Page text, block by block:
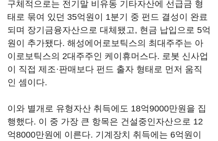
구체적으로는 전기말 비유동 기타자산에 선급금 형
태로 묶여 있던 35억원이 1분기 중 펀드 결성이 완료
되며 장기금융자산으로 대체됐고, 현금 납입으로 5억
원이 추가됐다. 해성에어로보틱스의 최대주주는 아
이로보틱스의 2대주주인 케이휴머스다. 로봇 신사업
이 직접 제조·판매보다 펀드 출자 형태로 먼저 움직
인 셈이다.
이와 별개로 유형자산 취득에도 18억9000만원을 집
행했다. 이 중 가장 큰 항목은 건설중인자산으로 12
억8000만원에 이른다. 기계장치 취득에는 6억원이